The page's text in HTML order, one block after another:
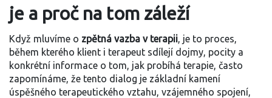
je a proč na tom záleží
Když mluvíme o zpětná vazba v terapii, je to proces,
během kterého klient i terapeut sdílejí dojmy, pocity a
konkrétní informace o tom, jak probíhá terapie, často
zapomínáme, že tento dialog je základní kamení
úspěšného terapeutického vztahu, vzájemného spojení,